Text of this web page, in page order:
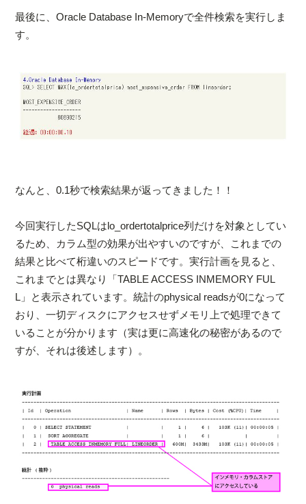
最後に、Oracle Database In-Memoryで全件検索を実行しま
す。
なんと、0.1秒で検索結果が返ってきました！！
今回実行したSQLはlo_ordertotalprice列だけを対象としてい
るため、カラム型の効果が出やすいのですが、これまでの
結果と比べて桁違いのスピードです。実行計画を見ると、
これまでとは異なり「TABLE ACCESS INMEMORY FUL
L」と表示されています。統計のphysical readsが0になって
おり、一切ディスクにアクセスせずメモリ上で処理できて
いることが分かります（実は更に高速化の秘密があるので
すが、それは後述します）。